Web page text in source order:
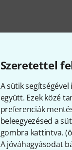
Szeretettel
A sütik
együtt. Ezek közé
preferenciák
beleegyezésed a
gombra kattintva. (
A jóváhagyásodat